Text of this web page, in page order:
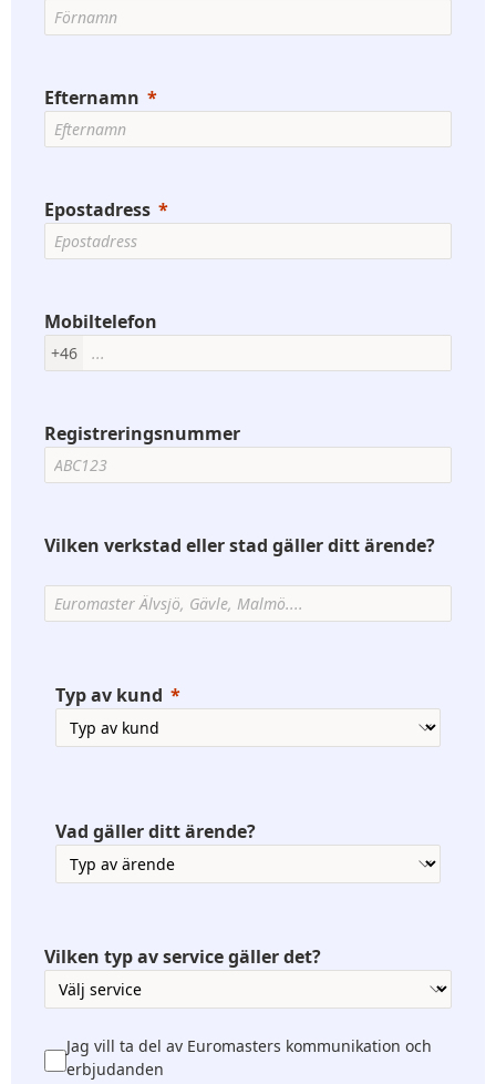
Efternamn
Epostadress
Mobiltelefon
+46
Registreringsnummer
Vilken verkstad eller stad gäller ditt ärende?
Typ av kund
Vad gäller ditt ärende?
Vilken typ av service gäller det?
Jag vill ta del av Euromasters kommunikation och
erbjudanden